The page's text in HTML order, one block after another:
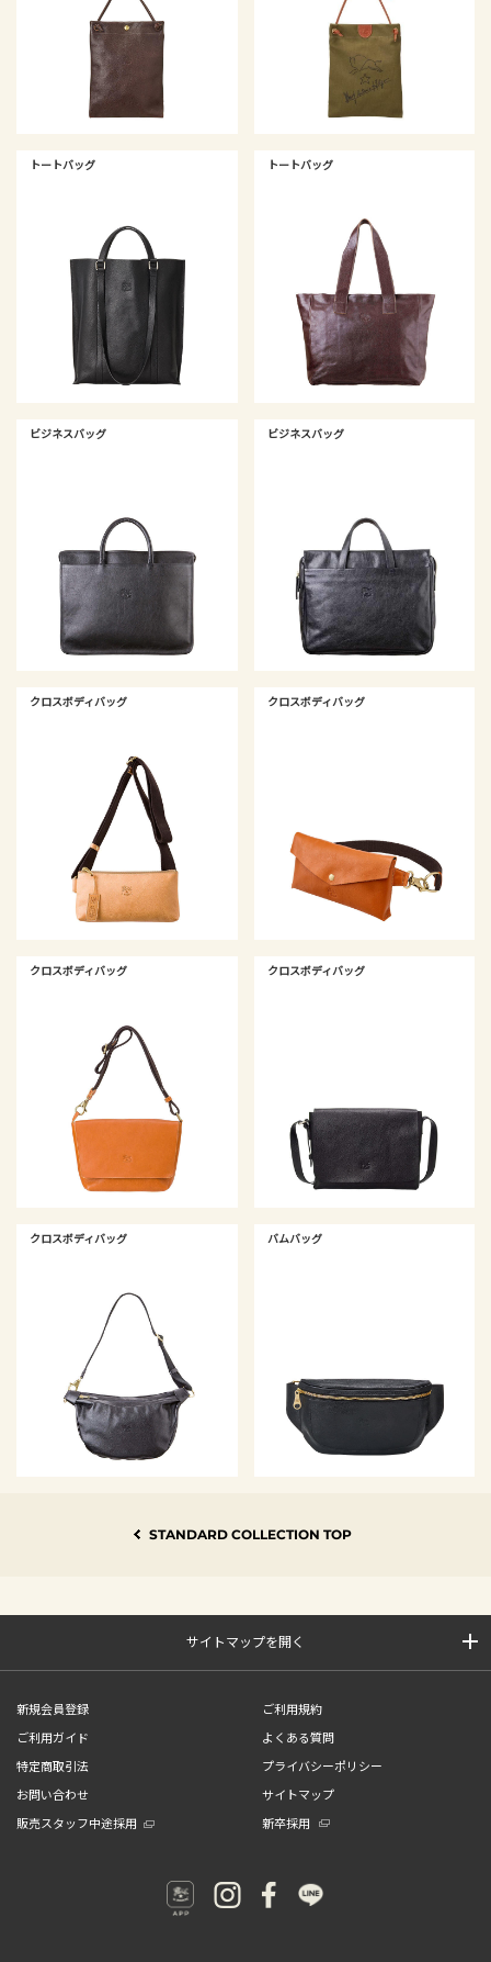
トートバッグ トートバッグ
ビジネスバッグ ビジネスバッグ
クロスボディバッグ クロスボディバッグ
クロスボディバッグ クロスボディバッグ
クロスボディバッグ バムバッグ
STANDARD COLLECTION TOP
サイトマップを開く
新規会員登録
ご利用規約
ご利用ガイド
よくある質問
特定商取引法
プライバシーポリシー
お問い合わせ
サイトマップ
販売スタッフ中途採用
新卒採用